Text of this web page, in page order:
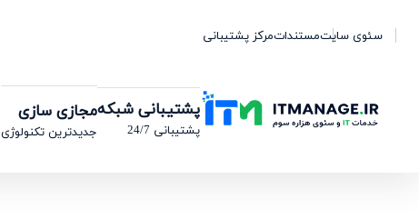
سئوی سایتمستنداتمرکز پشتیبانی
پشتیبانی شبکه
پشتیبانی 24/7
مجازی سازی
جدیدترین تکنولوژی